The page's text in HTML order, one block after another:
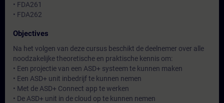
• FDA261
• FDA262
Objectives
Na het volgen van deze cursus beschikt de deelnemer over alle
noodzakelijke theoretische en praktische kennis om:
• Een projectie van een ASD+ systeem te kunnen maken
• Een ASD+ unit inbedrijf te kunnen nemen
• Met de ASD+ Connect app te werken
• De ASD+ unit in de cloud op te kunnen nemen